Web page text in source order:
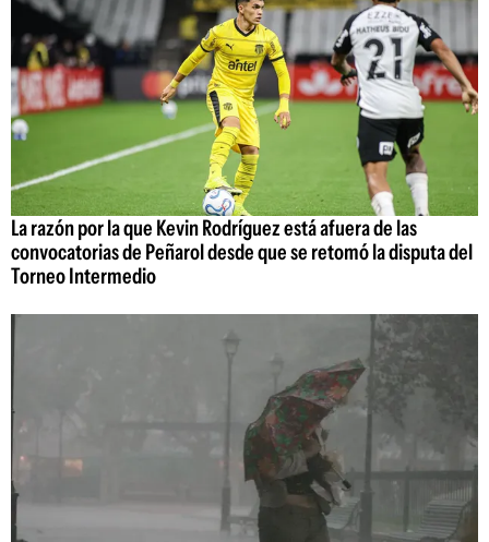
La razón por la que Kevin Rodríguez está afuera de las
convocatorias de Peñarol desde que se retomó la disputa del
Torneo Intermedio